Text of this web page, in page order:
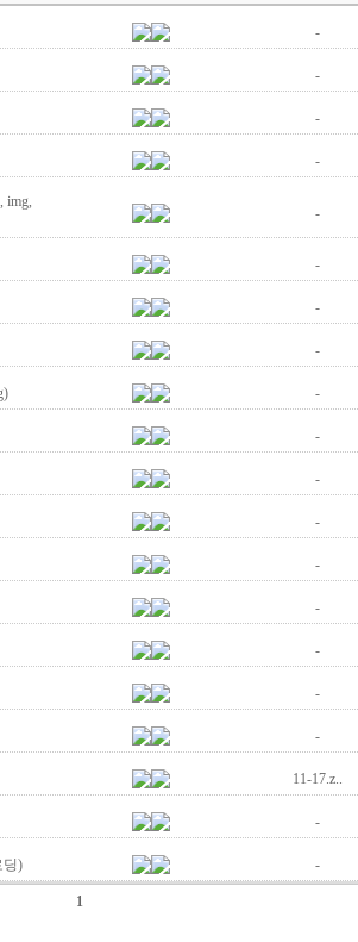
-
-
-
-
img,
-
-
-
-
-
-
-
-
-
-
-
-
-
11-17.z..
-
딩) -
1